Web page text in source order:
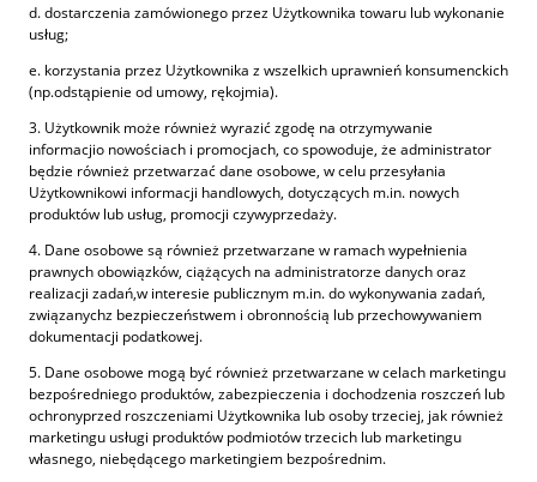
d. dostarczenia zamówionego przez Użytkownika towaru lub wykonanie
usług;
e. korzystania przez Użytkownika z wszelkich uprawnień konsumenckich
(np.odstąpienie od umowy, rękojmia).
3. Użytkownik może również wyrazić zgodę na otrzymywanie
informacjio nowościach i promocjach, co spowoduje, że administrator
będzie również przetwarzać dane osobowe, w celu przesyłania
Użytkownikowi informacji handlowych, dotyczących m.in. nowych
produktów lub usług, promocji czywyprzedaży.
4. Dane osobowe są również przetwarzane w ramach wypełnienia
prawnych obowiązków, ciążących na administratorze danych oraz
realizacji zadań,w interesie publicznym m.in. do wykonywania zadań,
związanychz bezpieczeństwem i obronnością lub przechowywaniem
dokumentacji podatkowej.
5. Dane osobowe mogą być również przetwarzane w celach marketingu
bezpośredniego produktów, zabezpieczenia i dochodzenia roszczeń lub
ochronyprzed roszczeniami Użytkownika lub osoby trzeciej, jak również
marketingu usługi produktów podmiotów trzecich lub marketingu
własnego, niebędącego marketingiem bezpośrednim.